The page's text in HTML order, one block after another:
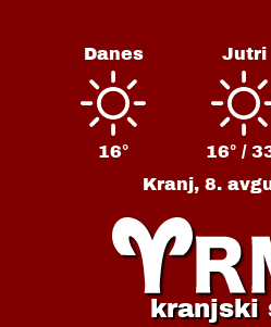
Danes
16°
Jutri
16° /
Kranj, 8.
kranjski